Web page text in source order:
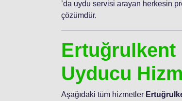
’da uydu servisi arayan herkesin
çözümdür.
Ertuğrulkent
Uyducu
Aşağıdaki tüm hizmetler